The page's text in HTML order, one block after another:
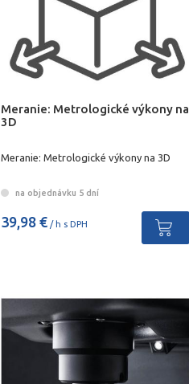
Meranie: Metrologické výkony na
3D
Meranie: Metrologické výkony na 3D
na objednávku 5 dní
39,98 €/ h s DPH